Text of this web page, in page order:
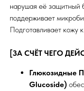
нарушая её защитный
поддерживает
Подготавливает кожу
[ЗА СЧЁТ ЧЕГО
Глюкозидные
Glucoside)